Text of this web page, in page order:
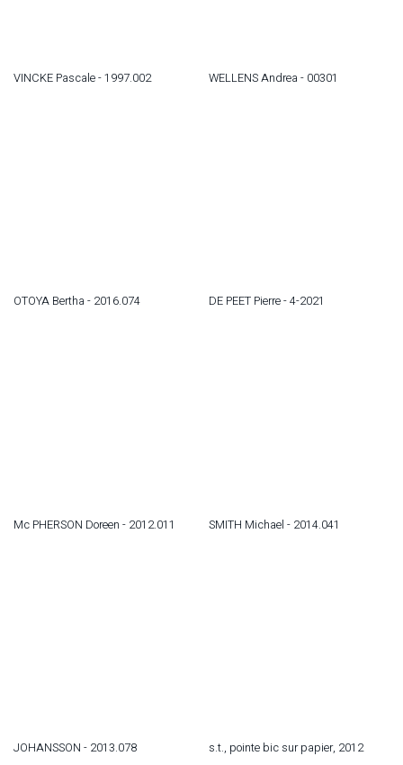
VINCKE Pascale - 1997.002 WELLENS Andrea - 00301
OTOYA Bertha - 2016.074 DE PEET Pierre - 4-2021
Mc PHERSON Doreen - 2012.011 SMITH Michael - 2014.041
JOHANSSON - 2013.078 s.t., pointe bic sur papier, 2012